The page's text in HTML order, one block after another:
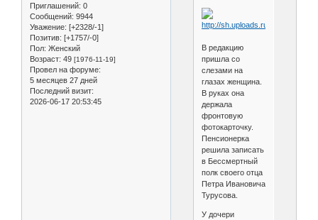
Приглашений: 0
Сообщений: 9944
Уважение: [+2328/-1]
Позитив: [+1757/-0]
Пол: Женский
Возраст: 49 [1976-11-19]
Провел на форуме:
5 месяцев 27 дней
Последний визит:
2026-06-17 20:53:45
В редакцию
пришла со
слезами на
глазах женщина.
В руках она
держала
фронтовую
фотокарточку.
Пенсионерка
решила записать
в Бессмертный
полк своего отца
Петра Ивановича
Турусова.
У дочери